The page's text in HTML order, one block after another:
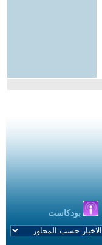
بودكاست